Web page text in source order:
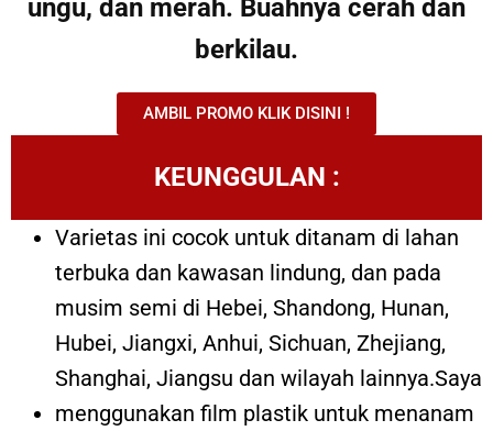
ungu, dan merah. Buahnya cerah dan
berkilau.
AMBIL PROMO KLIK DISINI !
KEUNGGULAN :
Varietas ini cocok untuk ditanam di lahan
terbuka dan kawasan lindung, dan pada
musim semi di Hebei, Shandong, Hunan,
Hubei, Jiangxi, Anhui, Sichuan, Zhejiang,
Shanghai, Jiangsu dan wilayah lainnya.Saya
menggunakan film plastik untuk menanam